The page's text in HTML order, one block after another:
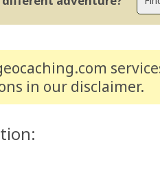
in our disclaimer.